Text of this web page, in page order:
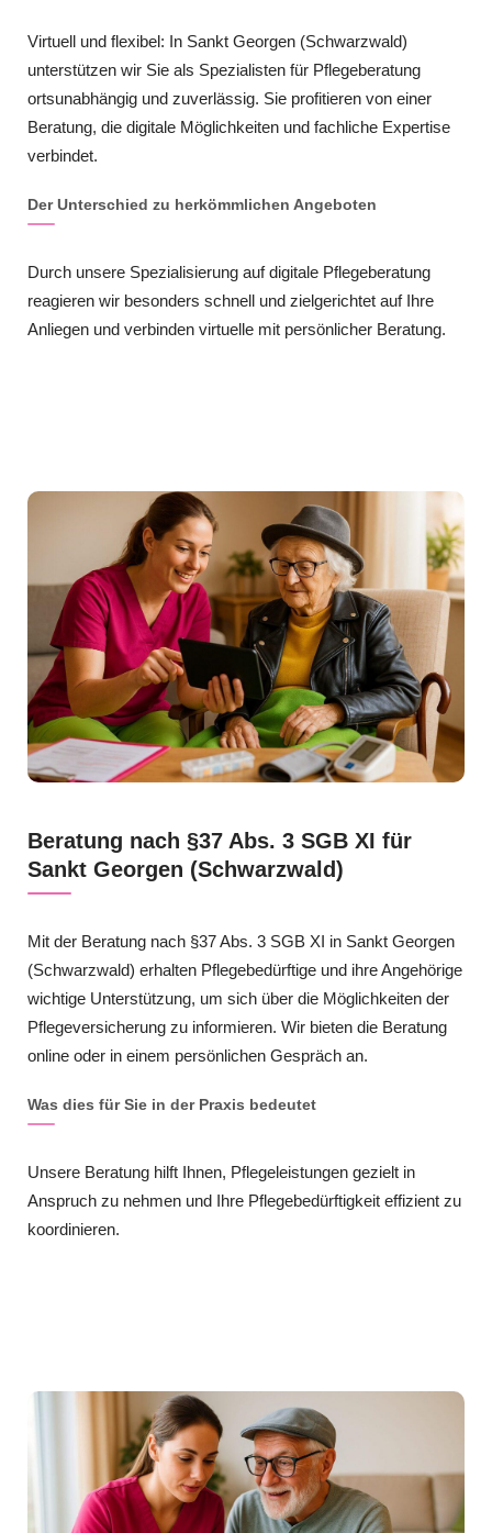
Virtuell und flexibel: In Sankt Georgen (Schwarzwald)
unterstützen wir Sie als Spezialisten für Pflegeberatung
ortsunabhängig und zuverlässig. Sie profitieren von einer
Beratung, die digitale Möglichkeiten und fachliche Expertise
verbindet.
Der Unterschied zu herkömmlichen Angeboten
Durch unsere Spezialisierung auf digitale Pflegeberatung
reagieren wir besonders schnell und zielgerichtet auf Ihre
Anliegen und verbinden virtuelle mit persönlicher Beratung.
Beratung nach §37 Abs. 3 SGB XI für
Sankt Georgen (Schwarzwald)
Mit der Beratung nach §37 Abs. 3 SGB XI in Sankt Georgen
(Schwarzwald) erhalten Pflegebedürftige und ihre Angehörige
wichtige Unterstützung, um sich über die Möglichkeiten der
Pflegeversicherung zu informieren. Wir bieten die Beratung
online oder in einem persönlichen Gespräch an.
Was dies für Sie in der Praxis bedeutet
Unsere Beratung hilft Ihnen, Pflegeleistungen gezielt in
Anspruch zu nehmen und Ihre Pflegebedürftigkeit effizient zu
koordinieren.